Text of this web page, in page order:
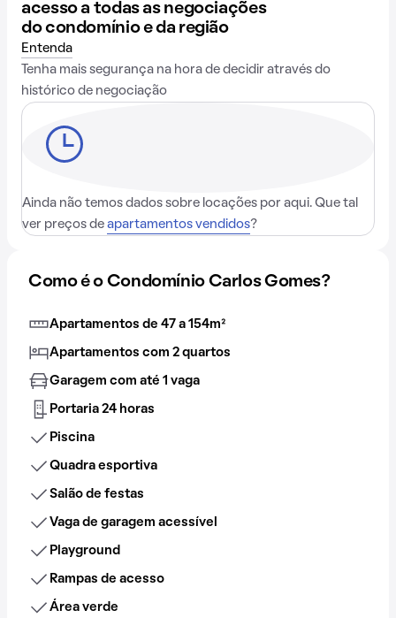
acesso a todas as negociações
do condomínio e da região
Entenda
Tenha mais segurança na hora de decidir através do
histórico de negociação
Ainda não temos dados sobre locações por aqui. Que tal
ver preços de apartamentos vendidos?
Como é o Condomínio Carlos Gomes?
Apartamentos de 47 a 154m²
Apartamentos com 2 quartos
Garagem com até 1 vaga
Portaria 24 horas
Piscina
Quadra esportiva
Salão de festas
Vaga de garagem acessível
Playground
Rampas de acesso
Área verde